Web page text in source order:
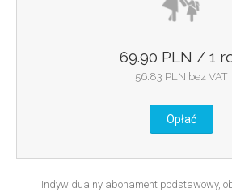
69.90 PLN / 1
56.83 PLN bez VAT
Opłać
Indywidualny abonament podstawowy,